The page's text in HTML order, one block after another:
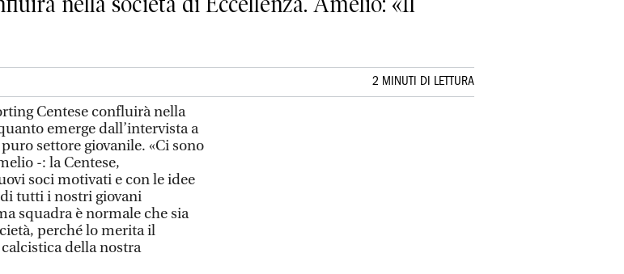
2 MINUTI DI LETTURA
Centese confluirà nella
emerge dall’intervista a
settore giovanile. «Ci sono
-: la Centese,
soci motivati e con le idee
tutti i nostri giovani
squadra è normale che sia
perché lo merita il
della nostra